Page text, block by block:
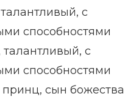
с
способностями
с
способностями
сын божества